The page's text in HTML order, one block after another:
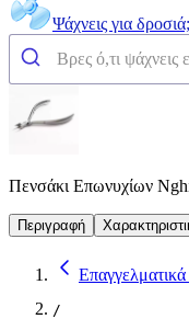
Ψάχνεις για δροσιά;
Πενσάκι Επωνυχίων
Περιγραφή
/